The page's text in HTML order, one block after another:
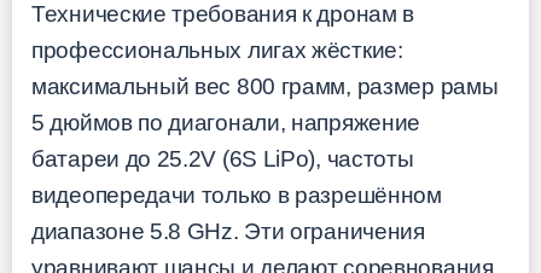
Технические требования к дронам в
профессиональных лигах жёсткие:
максимальный вес 800 грамм, размер рамы
5 дюймов по диагонали, напряжение
батареи до 25.2V (6S LiPo), частоты
видеопередачи только в разрешённом
диапазоне 5.8 GHz. Эти ограничения
уравнивают шансы и делают соревнования